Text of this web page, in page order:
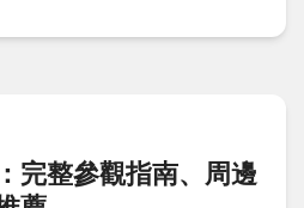
完整參觀指南、周邊